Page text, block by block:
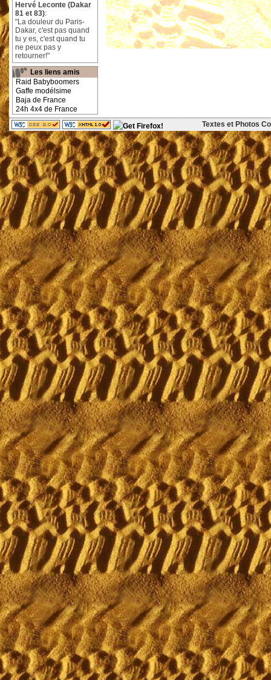
Hervé Leconte (Dakar
81 et 83):
"La douleur du Paris-
Dakar, c'est pas quand
tu y es, c'est quand tu
ne peux pas y
retourner!"
Les liens amis
Raid Babyboomers
Gaffe modélsime
Baja de France
24h 4x4 de France
Textes et Photos